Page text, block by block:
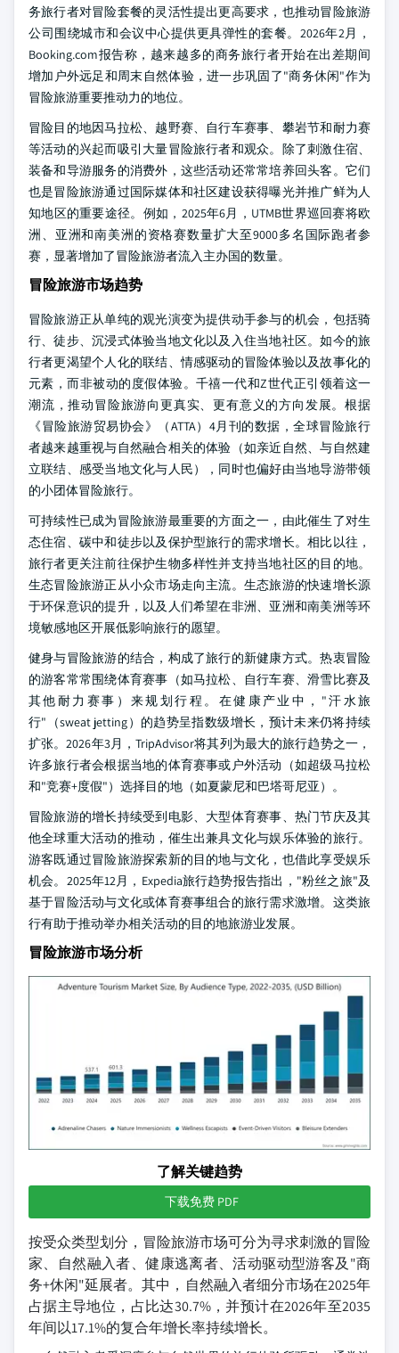
务旅行者对冒险套餐的灵活性提出更高要求，也推动冒险旅游
公司围绕城市和会议中心提供更具弹性的套餐。2026年2月，
Booking.com报告称，越来越多的商务旅行者开始在出差期间
增加户外远足和周末自然体验，进一步巩固了"商务休闲"作为
冒险旅游重要推动力的地位。
冒险目的地因马拉松、越野赛、自行车赛事、攀岩节和耐力赛
等活动的兴起而吸引大量冒险旅行者和观众。除了刺激住宿、
装备和导游服务的消费外，这些活动还常常培养回头客。它们
也是冒险旅游通过国际媒体和社区建设获得曝光并推广鲜为人
知地区的重要途径。例如，2025年6月，UTMB世界巡回赛将欧
洲、亚洲和南美洲的资格赛数量扩大至9000多名国际跑者参
赛，显著增加了冒险旅游者流入主办国的数量。
冒险旅游市场趋势
冒险旅游正从单纯的观光演变为提供动手参与的机会，包括骑
行、徒步、沉浸式体验当地文化以及入住当地社区。如今的旅
行者更渴望个人化的联结、情感驱动的冒险体验以及故事化的
元素，而非被动的度假体验。千禧一代和Z世代正引领着这一
潮流，推动冒险旅游向更真实、更有意义的方向发展。根据
《冒险旅游贸易协会》（ATTA）4月刊的数据，全球冒险旅行
者越来越重视与自然融合相关的体验（如亲近自然、与自然建
立联结、感受当地文化与人民），同时也偏好由当地导游带领
的小团体冒险旅行。
可持续性已成为冒险旅游最重要的方面之一，由此催生了对生
态住宿、碳中和徒步以及保护型旅行的需求增长。相比以往，
旅行者更关注前往保护生物多样性并支持当地社区的目的地。
生态冒险旅游正从小众市场走向主流。生态旅游的快速增长源
于环保意识的提升，以及人们希望在非洲、亚洲和南美洲等环
境敏感地区开展低影响旅行的愿望。
健身与冒险旅游的结合，构成了旅行的新健康方式。热衷冒险
的游客常常围绕体育赛事（如马拉松、自行车赛、滑雪比赛及
其他耐力赛事）来规划行程。在健康产业中，"汗水旅
行"（sweat jetting）的趋势呈指数级增长，预计未来仍将持续
扩张。2026年3月，TripAdvisor将其列为最大的旅行趋势之一，
许多旅行者会根据当地的体育赛事或户外活动（如超级马拉松
和"竞赛+度假"）选择目的地（如夏蒙尼和巴塔哥尼亚）。
冒险旅游的增长持续受到电影、大型体育赛事、热门节庆及其
他全球重大活动的推动，催生出兼具文化与娱乐体验的旅行。
游客既通过冒险旅游探索新的目的地与文化，也借此享受娱乐
机会。2025年12月，Expedia旅行趋势报告指出，"粉丝之旅"及
基于冒险活动与文化或体育赛事组合的旅行需求激增。这类旅
行有助于推动举办相关活动的目的地旅游业发展。
冒险旅游市场分析
了解关键趋势
下载免费 PDF
按受众类型划分，冒险旅游市场可分为寻求刺激的冒险
家、自然融入者、健康逃离者、活动驱动型游客及"商
务+休闲"延展者。其中，自然融入者细分市场在2025年
占据主导地位，占比达30.7%，并预计在2026年至2035
年间以17.1%的复合年增长率持续增长。